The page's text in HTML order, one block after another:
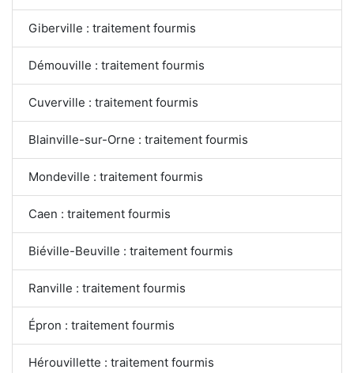
Giberville : traitement fourmis
Démouville : traitement fourmis
Cuverville : traitement fourmis
Blainville-sur-Orne : traitement fourmis
Mondeville : traitement fourmis
Caen : traitement fourmis
Biéville-Beuville : traitement fourmis
Ranville : traitement fourmis
Épron : traitement fourmis
Hérouvillette : traitement fourmis